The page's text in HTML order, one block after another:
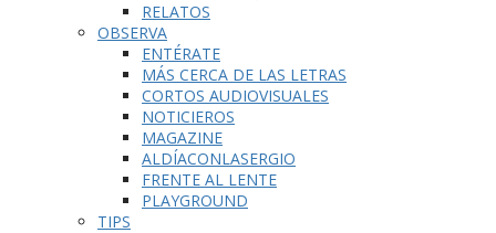
RELATOS
OBSERVA
ENTÉRATE
MÁS CERCA DE LAS LETRAS
CORTOS AUDIOVISUALES
NOTICIEROS
MAGAZINE
ALDÍACONLASERGIO
FRENTE AL LENTE
PLAYGROUND
TIPS